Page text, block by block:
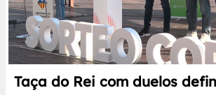
Taça do Rei com duelos